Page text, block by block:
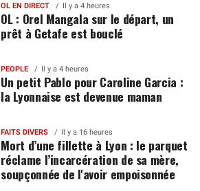
OL EN DIRECT Il y a 4 heures
OL : Orel Mangala sur le départ, un
prêt à Getafe est bouclé
PEOPLE Il y a 4 heures
Un petit Pablo pour Caroline Garcia :
la Lyonnaise est devenue maman
FAITS DIVERS Il y a 16 heures
Mort d’une fillette à Lyon : le parquet
réclame l’incarcération de sa mère,
soupçonnée de l'avoir empoisonnée